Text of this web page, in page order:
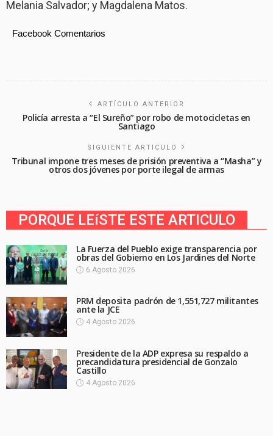
Melania Salvador; y Magdalena Matos.
Facebook Comentarios
ARTÍCULO ANTERIOR
Policía arresta a “El Sureño” por robo de motocicletas en
Santiago
SIGUIENTE ARTICULO
Tribunal impone tres meses de prisión preventiva a “Masha” y
otros dos jóvenes por porte ilegal de armas
PORQUE LEíSTE ESTE ARTICULO
La Fuerza del Pueblo exige transparencia por
obras del Gobierno en Los Jardines del Norte
6 Agosto 2026
PRM deposita padrón de 1,551,727 militantes
ante la JCE
4 Agosto 2026
Presidente de la ADP expresa su respaldo a
precandidatura presidencial de Gonzalo
Castillo
4 Agosto 2026